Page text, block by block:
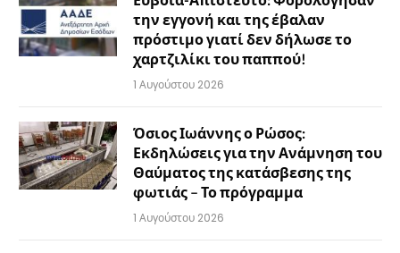
την εγγονή και της έβαλαν
πρόστιμο γιατί δεν δήλωσε το
χαρτζιλίκι του παππού!
1 Αυγούστου 2026
Όσιος Ιωάννης ο Ρώσος:
Εκδηλώσεις για την Ανάμνηση του
Θαύματος της κατάσβεσης της
φωτιάς – Το πρόγραμμα
1 Αυγούστου 2026